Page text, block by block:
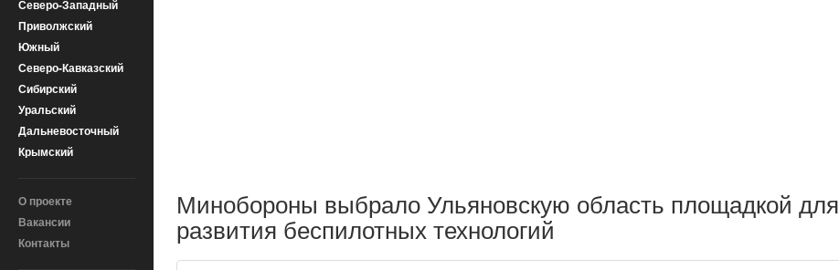
Северо-Западный
Приволжский
Южный
Северо-Кавказский
Сибирский
Уральский
Дальневосточный
Крымский
О проекте
Вакансии
Контакты
Минобороны выбрало Ульяновскую область площадкой для
развития беспилотных технологий